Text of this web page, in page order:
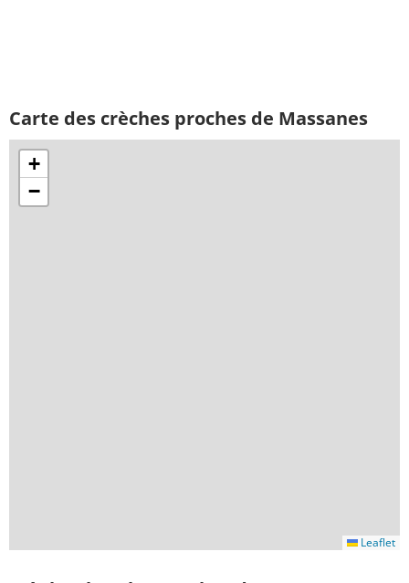
Carte des crèches proches de Massanes
+
−
Leaflet